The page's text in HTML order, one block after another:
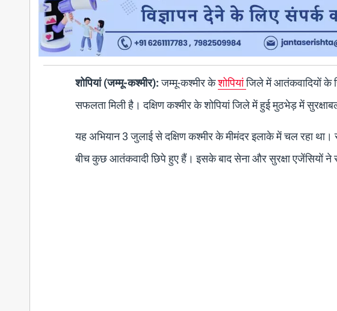
शोपियां (जम्मू-कश्मीर):जम्मू-कश्मीर केशोपियांजिले में आतंकवादियों के
सफलता मिली है। दक्षिण कश्मीर के शोपियां जिले में हुई मुठभेड़ में
यह अभियान 3 जुलाई से दक्षिण कश्मीर के मीमंदर इलाके में चल रहा
बीच कुछ आतंकवादी छिपे हुए हैं। इसके बाद सेना और सुरक्षा एजेंसियों